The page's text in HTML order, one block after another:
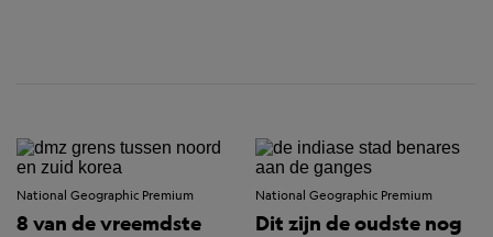
National Geographic Premium
8 van de vreemdste
National Geographic Premium
Dit zijn de oudste nog